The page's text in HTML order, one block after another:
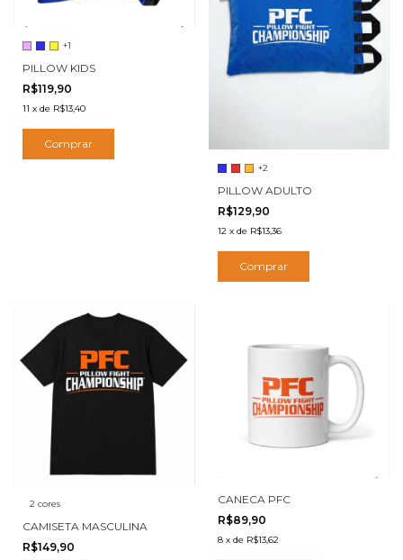
+1
PILLOW KIDS
R$119,90
11 x de R$13,40
Comprar
+2
PILLOW ADULTO
R$129,90
12 x de R$13,36
Comprar
2 cores
CAMISETA MASCULINA
R$149,90
CANECA PFC
R$89,90
8 x de R$13,62